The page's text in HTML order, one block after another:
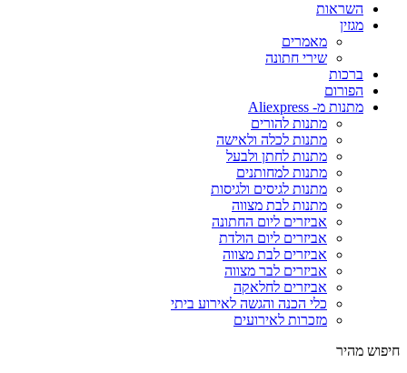
השראות
מגזין
מאמרים
שירי חתונה
ברכות
הפורום
מתנות מ- Aliexpress
מתנות להורים
מתנות לכלה ולאישה
מתנות לחתן ולבעל
מתנות למחותנים
מתנות לגיסים ולגיסות
מתנות לבת מצווה
אביזרים ליום החתונה
אביזרים ליום הולדת
אביזרים לבת מצווה
אביזרים לבר מצווה
אביזרים לחלאקה
כלי הכנה והגשה לאירוע ביתי
מזכרות לאירועים
חיפוש מהיר